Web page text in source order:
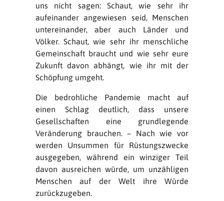
uns nicht sagen: Schaut, wie sehr ihr
aufeinander angewiesen seid, Menschen
untereinander, aber auch Länder und
Völker. Schaut, wie sehr ihr menschliche
Gemeinschaft braucht und wie sehr eure
Zukunft davon abhängt, wie ihr mit der
Schöpfung umgeht.
Die bedrohliche Pandemie macht auf
einen Schlag deutlich, dass unsere
Gesellschaften eine grundlegende
Veränderung brauchen. – Nach wie vor
werden Unsummen für Rüstungszwecke
ausgegeben, während ein winziger Teil
davon ausreichen würde, um unzähligen
Menschen auf der Welt ihre Würde
zurückzugeben.